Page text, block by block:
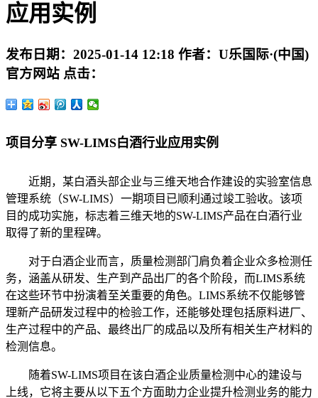
应用实例
发布日期： 2025-01-14 12:18 作者： U乐国际·(中国)
官方网站 点击：
项目分享 SW-LIMS白酒行业应用实例
近期，某白酒头部企业与三维天地合作建设的实验室信息
管理系统（SW-LIMS）一期项目已顺利通过竣工验收。该项
目的成功实施，标志着三维天地的SW-LIMS产品在白酒行业
取得了新的里程碑。
对于白酒企业而言，质量检测部门肩负着企业众多检测任
务，涵盖从研发、生产到产品出厂的各个阶段，而LIMS系统
在这些环节中扮演着至关重要的角色。LIMS系统不仅能够管
理新产品研发过程中的检验工作，还能够处理包括原料进厂、
生产过程中的产品、最终出厂的成品以及所有相关生产材料的
检测信息。
随着SW-LIMS项目在该白酒企业质量检测中心的建设与
上线，它将主要从以下五个方面助力企业提升检测业务的能力